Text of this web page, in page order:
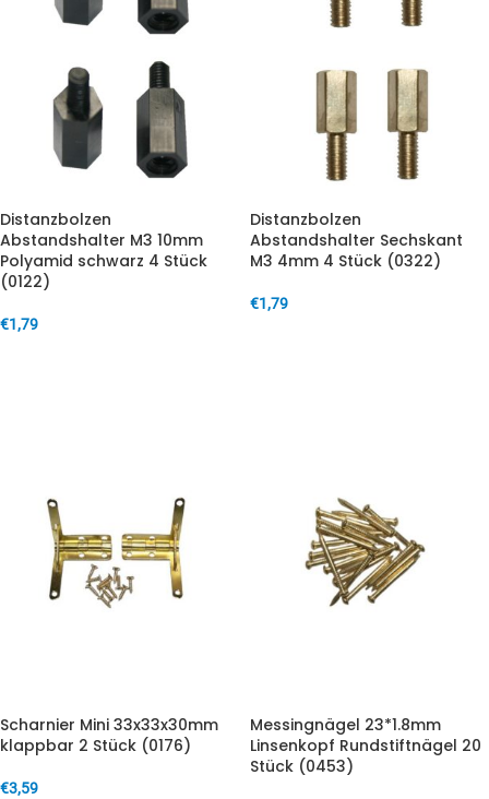
Distanzbolzen
Abstandshalter M3 10mm
Polyamid schwarz 4 Stück
(0122)
€1,79
Distanzbolzen
Abstandshalter Sechskant
M3 4mm 4 Stück (0322)
€1,79
Scharnier Mini 33x33x30mm
klappbar 2 Stück (0176)
€3,59
Messingnägel 23*1.8mm
Linsenkopf Rundstiftnägel 20
Stück (0453)